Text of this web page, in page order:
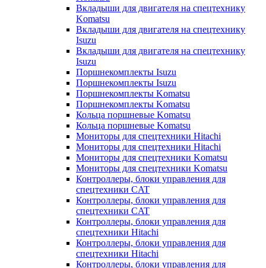
Вкладыши для двигателя на спецтехнику
Komatsu
Вкладыши для двигателя на спецтехнику
Isuzu
Вкладыши для двигателя на спецтехнику
Isuzu
Поршнекомплекты Isuzu
Поршнекомплекты Isuzu
Поршнекомплекты Komatsu
Поршнекомплекты Komatsu
Кольца поршневые Komatsu
Кольца поршневые Komatsu
Мониторы для спецтехники Hitachi
Мониторы для спецтехники Hitachi
Мониторы для спецтехники Komatsu
Мониторы для спецтехники Komatsu
Контроллеры, блоки управления для
спецтехники CAT
Контроллеры, блоки управления для
спецтехники CAT
Контроллеры, блоки управления для
спецтехники Hitachi
Контроллеры, блоки управления для
спецтехники Hitachi
Контроллеры, блоки управления для